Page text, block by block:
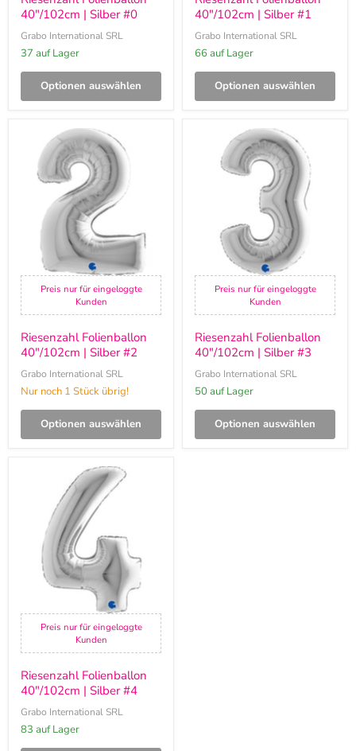
40"/102cm | Silber #0
Grabo International SRL
37 auf Lager
Optionen auswählen
40"/102cm | Silber #1
Grabo International SRL
66 auf Lager
Optionen auswählen
Riesenzahl
Folienballon
40"/102cm
Silber
Preis nur für eingeloggte
Kunden
Riesenzahl Folienballon
40"/102cm | Silber #2
Grabo International SRL
Nur noch 1 Stück übrig!
Optionen auswählen
Riesenzahl
Folienballon
40"/102cm
Preis nur für eingeloggte
Kunden
Riesenzahl Folienballon
40"/102cm | Silber #3
Grabo International SRL
50 auf Lager
Optionen auswählen
Folienballon
40"/102cm
Preis nur für eingeloggte
Kunden
Riesenzahl Folienballon
40"/102cm | Silber #4
Grabo International SRL
83 auf Lager